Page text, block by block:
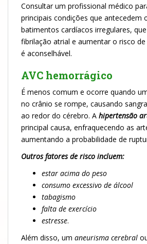
Consultar um profissional médico
principais condições que antecedem
batimentos cardíacos irregulares,
fibrilação atrial e aumentar o risco de
é aconselhável.
AVC hemorrágico
É menos comum e ocorre quando
no crânio se rompe, causando
ao redor do cérebro. A hipertensão
principal causa, enfraquecendo as
aumentando a probabilidade de
Outros fatores de risco incluem:
estar acima do peso
consumo excessivo de álcool
tabagismo
falta de exercício
estresse.
Além disso, um aneurisma cerebral